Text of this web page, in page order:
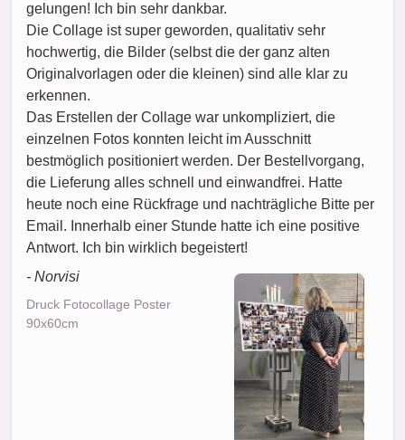
gelungen! Ich bin sehr dankbar.
Die Collage ist super geworden, qualitativ sehr
hochwertig, die Bilder (selbst die der ganz alten
Originalvorlagen oder die kleinen) sind alle klar zu
erkennen.
Das Erstellen der Collage war unkompliziert, die
einzelnen Fotos konnten leicht im Ausschnitt
bestmöglich positioniert werden. Der Bestellvorgang,
die Lieferung alles schnell und einwandfrei. Hatte
heute noch eine Rückfrage und nachträgliche Bitte per
Email. Innerhalb einer Stunde hatte ich eine positive
Antwort. Ich bin wirklich begeistert!
- Norvisi
Druck Fotocollage Poster
90x60cm